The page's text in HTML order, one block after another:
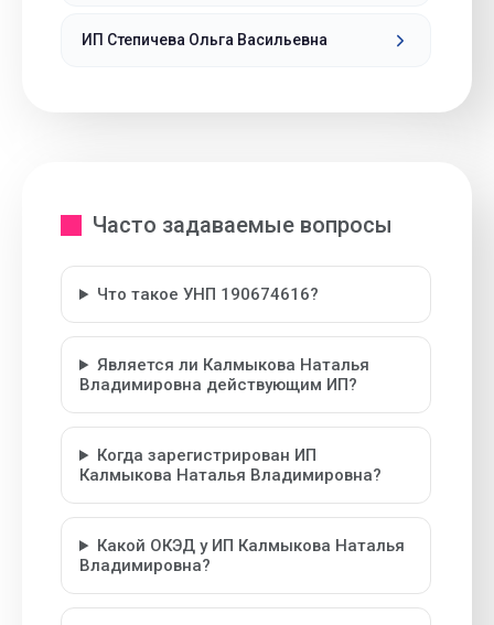
ИП Степичева Ольга Васильевна
Часто задаваемые вопросы
Что такое УНП 190674616?
Является ли Калмыкова Наталья
Владимировна действующим ИП?
Когда зарегистрирован ИП
Калмыкова Наталья Владимировна?
Какой ОКЭД у ИП Калмыкова Наталья
Владимировна?